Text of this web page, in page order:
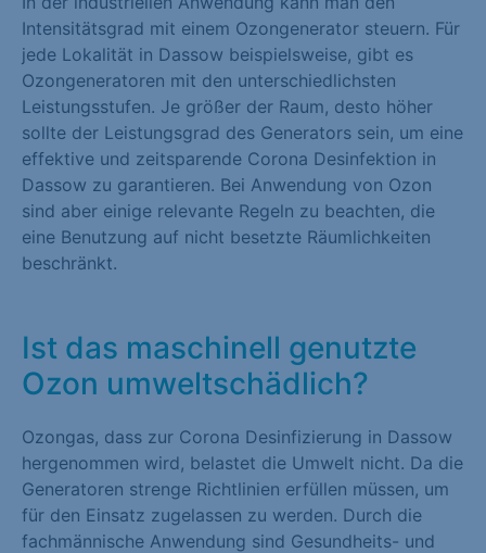
Intensitätsgrad mit einem Ozongenerator steuern. Für
jede Lokalität in Dassow beispielsweise, gibt es
Ozongeneratoren mit den unterschiedlichsten
Leistungsstufen. Je größer der Raum, desto höher
sollte der Leistungsgrad des Generators sein, um eine
effektive und zeitsparende Corona Desinfektion in
Dassow zu garantieren. Bei Anwendung von Ozon
sind aber einige relevante Regeln zu beachten, die
eine Benutzung auf nicht besetzte Räumlichkeiten
beschränkt.
Ist das maschinell genutzte
Ozon umweltschädlich?
Ozongas, dass zur Corona Desinfizierung in Dassow
hergenommen wird, belastet die Umwelt nicht. Da die
Generatoren strenge Richtlinien erfüllen müssen, um
für den Einsatz zugelassen zu werden. Durch die
fachmännische Anwendung sind Gesundheits- und